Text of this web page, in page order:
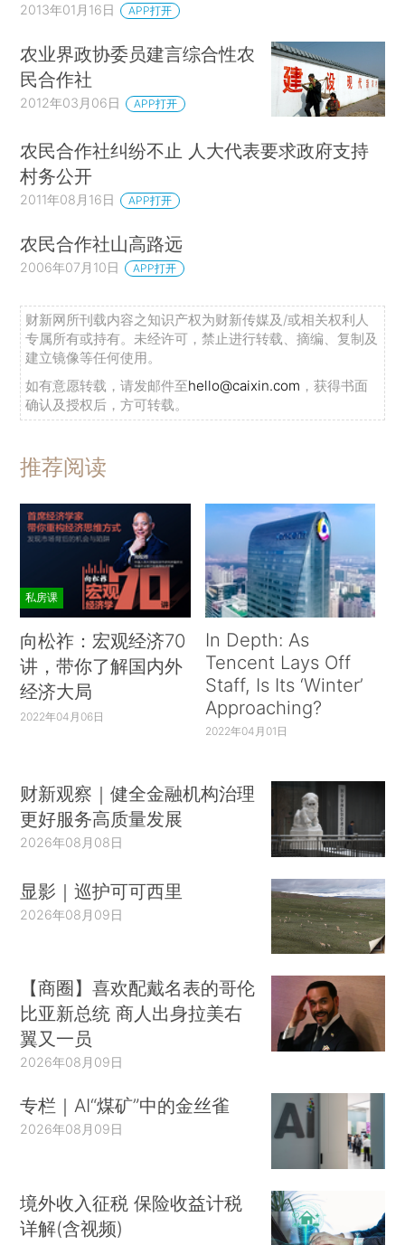
2013年01月16日 APP打开
农业界政协委员建言综合性农
民合作社
2012年03月06日 APP打开
农民合作社纠纷不止 人大代表要求政府支持
村务公开
2011年08月16日 APP打开
农民合作社山高路远
2006年07月10日 APP打开
财新网所刊载内容之知识产权为财新传媒及/或相关权利人
专属所有或持有。未经许可，禁止进行转载、摘编、复制及
建立镜像等任何使用。
如有意愿转载，请发邮件至hello@caixin.com ，获得书面
确认及授权后，方可转载。
推荐阅读
私房课
向松祚：宏观经济70
讲，带你了解国内外
经济大局
2022年04月06日
In Depth: As
Tencent Lays Off
Staff, Is Its ‘Winter’
Approaching?
2022年04月01日
财新观察｜健全金融机构治理
更好服务高质量发展
2026年08月08日
显影｜巡护可可西里
2026年08月09日
【商圈】喜欢配戴名表的哥伦
比亚新总统 商人出身拉美右
翼又一员
2026年08月09日
专栏｜AI“煤矿”中的金丝雀
2026年08月09日
境外收入征税 保险收益计税
详解(含视频)